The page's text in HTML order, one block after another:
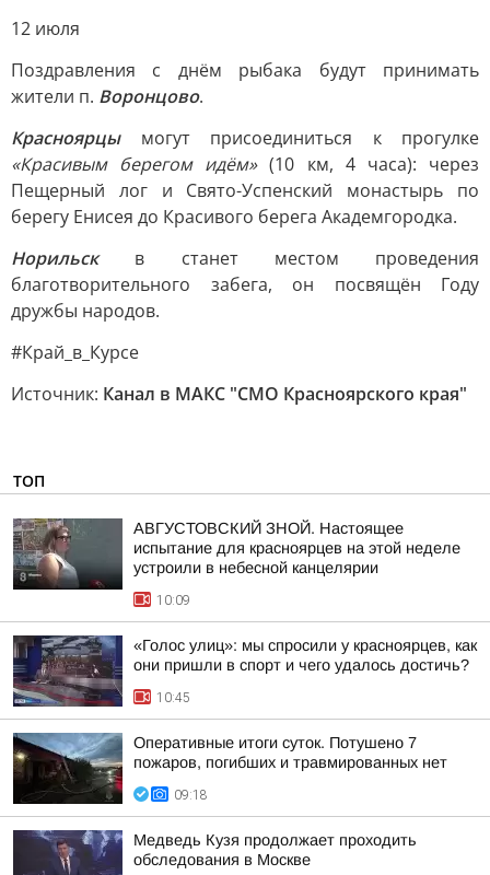
12 июля
Поздравления с днём рыбака будут принимать
жители п. Воронцово.
Красноярцымогут присоединиться к прогулке
«Красивым берегом идём»(10 км, 4 часа): через
Пещерный лог и Свято-Успенский монастырь по
берегу Енисея до Красивого берега Академгородка.
Норильскв станет местом проведения
благотворительного забега, он посвящён Году
дружбы народов.
#Край_в_Курсе
Источник: Канал в МАКС "СМО Красноярского края"
ТОП
АВГУСТОВСКИЙ ЗНОЙ. Настоящее
испытание для красноярцев на этой неделе
устроили в небесной канцелярии
10:09
«Голос улиц»: мы спросили у красноярцев, как
они пришли в спорт и чего удалось достичь?
10:45
Оперативные итоги суток. Потушено 7
пожаров, погибших и травмированных нет
09:18
Медведь Кузя продолжает проходить
обследования в Москве